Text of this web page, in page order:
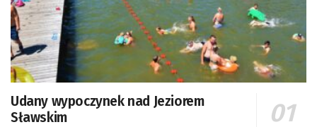
Udany wypoczynek nad Jeziorem
Sławskim